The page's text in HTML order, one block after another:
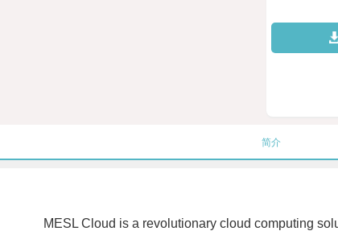
简介
MESL Cloud is a revolutionary cloud computing